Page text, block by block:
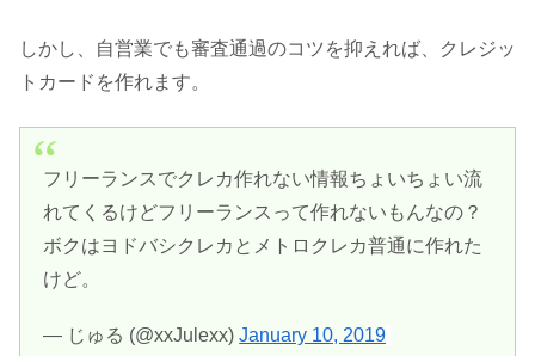
しかし、自営業でも審査通過のコツを抑えれば、クレジッ
トカードを作れます。
フリーランスでクレカ作れない情報ちょいちょい流
れてくるけどフリーランスって作れないもんなの？
ボクはヨドバシクレカとメトロクレカ普通に作れた
けど。
— じゅる (@xxJulexx)January 10, 2019